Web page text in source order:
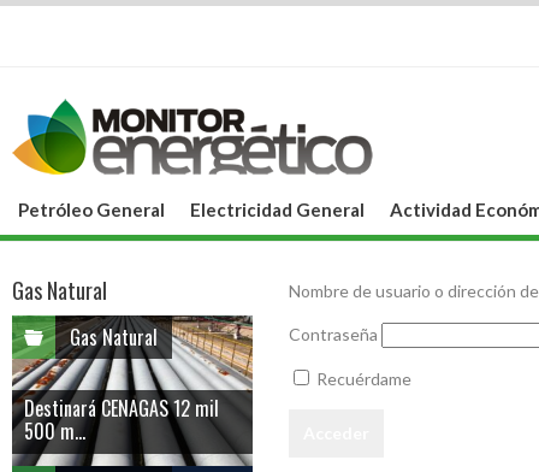
Petróleo General Electricidad General Actividad
Nombre de usuario o dirección
Contraseña
Recuérdame
Gas Natural
Gas Natural
Destinará CENAGAS 12 mil
500 m...